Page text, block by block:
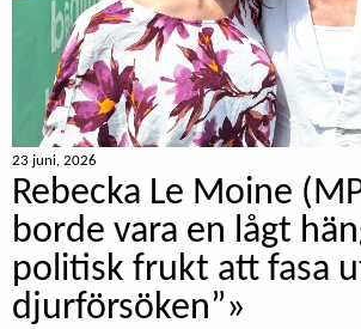
23 juni, 2026
Rebecka Le Moine
borde vara en lågt
politisk frukt att fasa
djurförsöken”»